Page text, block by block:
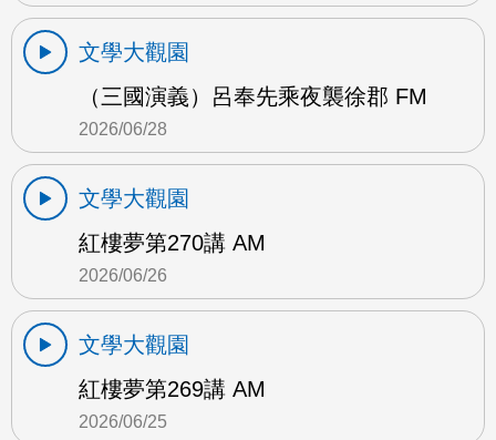
文學大觀園
（三國演義）呂奉先乘夜襲徐郡 FM
2026/06/28
文學大觀園
紅樓夢第270講 AM
2026/06/26
文學大觀園
紅樓夢第269講 AM
2026/06/25